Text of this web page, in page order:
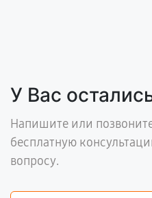
У Вас
Напишите или
бесплатную
вопросу.